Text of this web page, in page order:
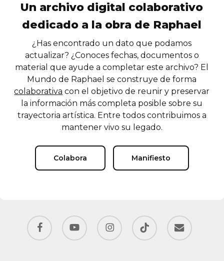
Un archivo digital colaborativo
dedicado a la obra de Raphael
¿Has encontrado un dato que podamos
actualizar? ¿Conoces fechas, documentos o
material que ayude a completar este archivo? El
Mundo de Raphael se construye de forma
colaborativa con el objetivo de reunir y preservar
la información más completa posible sobre su
trayectoria artística. Entre todos contribuimos a
mantener vivo su legado.
Colabora Manifiesto
facebook youtube instagram tiktok email